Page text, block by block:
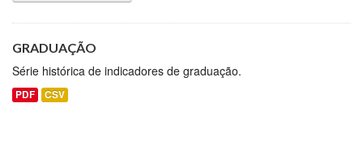
GRADUAÇÃO
Série histórica de indicadores de graduação.
PDF CSV